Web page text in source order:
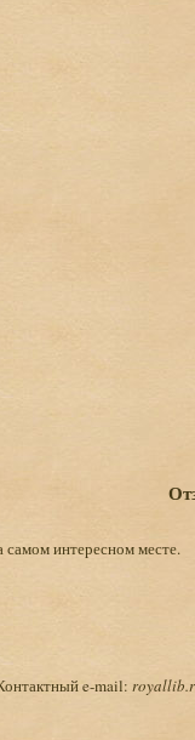
самом интересном месте.
e-mail: